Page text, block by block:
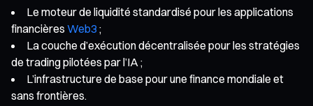
Le moteur de liquidité standardisé pour les applications
financières Web3 ;
La couche d’exécution décentralisée pour les stratégies
de trading pilotées par l’IA ;
L’infrastructure de base pour une finance mondiale et
sans frontières.